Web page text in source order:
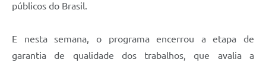
públicos do Brasil.
E nesta semana, o programa encerrou a etapa de
garantia de qualidade dos trabalhos, que avalia a